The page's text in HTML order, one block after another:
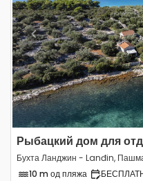
Previous
Рыбацкий дом для
Бухта Ланджин - Lanđin,
10 m од пляжа